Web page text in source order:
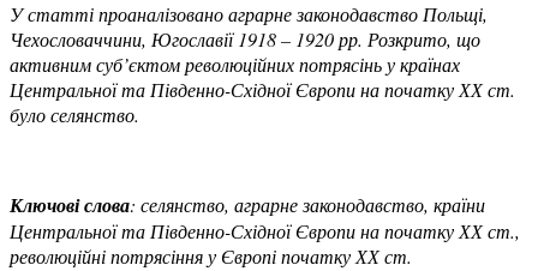
У статті проаналізовано аграрне законодавствоПольщі,
Чехословаччини, Югославії 1918 – 1920 рр. Розкрито, що
активним суб’єктом революційнихпотрясінь у країнах
Центральної та Південно-Східної Європи на початку ХХ ст.
було селянство.
Ключові слова: селянство, аграрне законодавство, країни
Центральної та Південно-Східної Європи напочатку ХХ ст.,
революційні потрясіння у Європі початкуХХ ст.